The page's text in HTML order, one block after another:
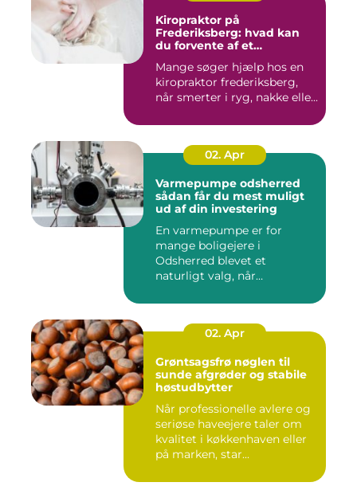
Kiropraktor på
Frederiksberg: hvad kan
du forvente af et
Mange søger hjælp hos en
kiropraktor frederiksberg,
når smerter i ryg, nakke elle...
02. Apr
Varmepumpe odsherred
sådan får du mest muligt
ud af din investering
En varmepumpe er for
mange boligejere i
Odsherred blevet et
naturligt valg, når
02. Apr
Grøntsagsfrø nøglen til
sunde afgrøder og stabile
høstudbytter
Når professionelle avlere og
seriøse haveejere taler om
kvalitet i køkkenhaven eller
på marken, star...